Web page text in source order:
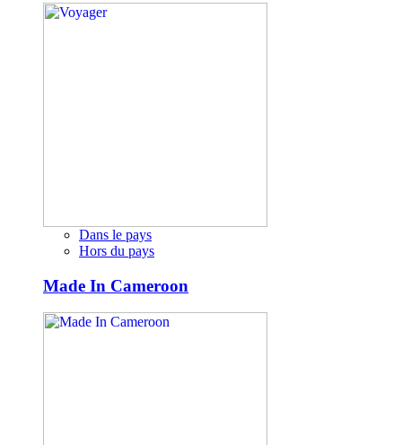
Dans le pays
Hors du pays
Made In Cameroon